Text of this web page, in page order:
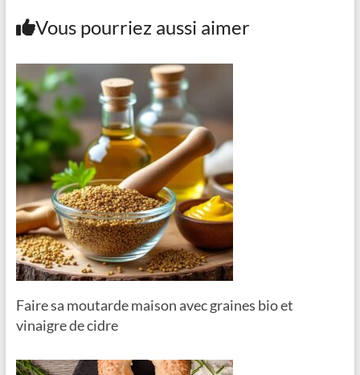
Vous pourriez aussi aimer
Faire sa moutarde maison avec graines bio et
vinaigre de cidre